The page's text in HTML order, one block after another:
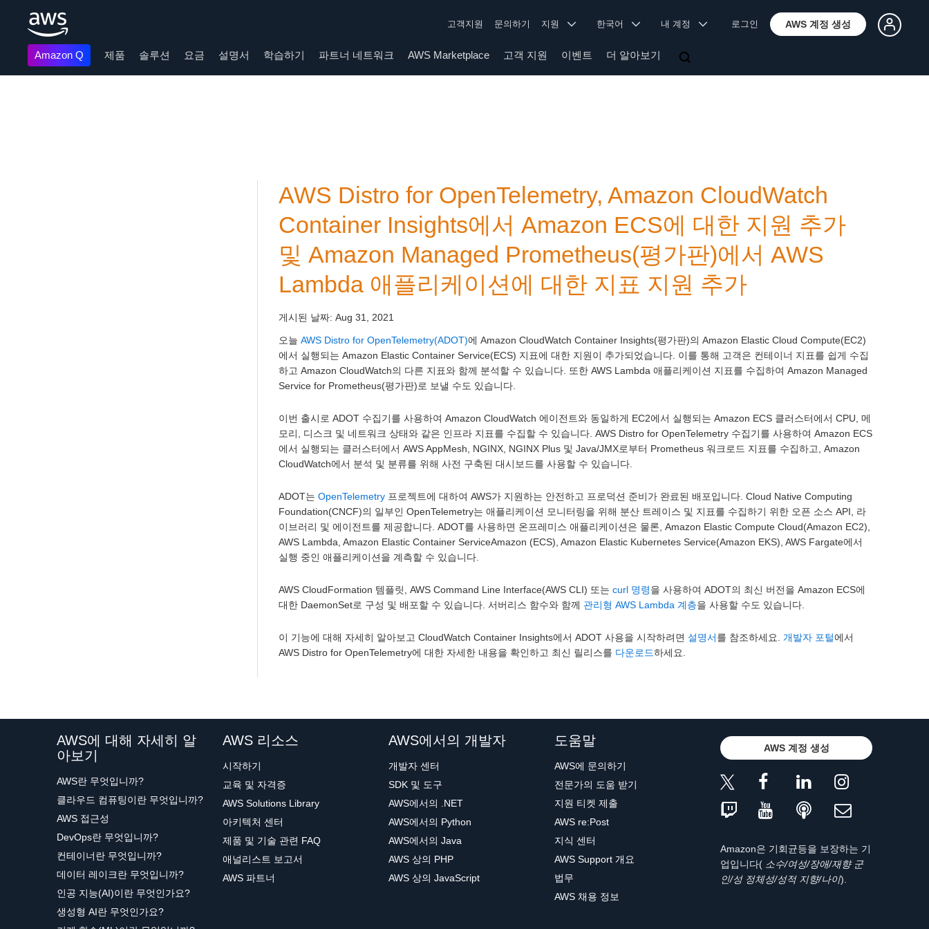
고객지원 문의하기 지원 한국어 내 계정 로그인 AWS 계정 생성
Amazon Q 제품 솔루션 요금 설명서 학습하기 파트너 네트워크 AWS Marketplace 고객 지원 이벤트 더 알아보기
AWS Distro for OpenTelemetry, Amazon CloudWatch
Container Insights에서 Amazon ECS에 대한 지원 추가
및 Amazon Managed Prometheus(평가판)에서 AWS
Lambda 애플리케이션에 대한 지표 지원 추가
게시된 날짜: Aug 31, 2021
오늘 AWS Distro for OpenTelemetry(ADOT)에 Amazon CloudWatch Container Insights(평가판)의 Amazon Elastic Cloud Compute(EC2)
에서 실행되는 Amazon Elastic Container Service(ECS) 지표에 대한 지원이 추가되었습니다. 이를 통해 고객은 컨테이너 지표를 쉽게 수집
하고 Amazon CloudWatch의 다른 지표와 함께 분석할 수 있습니다. 또한 AWS Lambda 애플리케이션 지표를 수집하여 Amazon Managed
Service for Prometheus(평가판)로 보낼 수도 있습니다.
이번 출시로 ADOT 수집기를 사용하여 Amazon CloudWatch 에이전트와 동일하게 EC2에서 실행되는 Amazon ECS 클러스터에서 CPU, 메
모리, 디스크 및 네트워크 상태와 같은 인프라 지표를 수집할 수 있습니다. AWS Distro for OpenTelemetry 수집기를 사용하여 Amazon ECS
에서 실행되는 클러스터에서 AWS AppMesh, NGINX, NGINX Plus 및 Java/JMX로부터 Prometheus 워크로드 지표를 수집하고, Amazon
CloudWatch에서 분석 및 분류를 위해 사전 구축된 대시보드를 사용할 수 있습니다.
ADOT는 OpenTelemetry 프로젝트에 대하여 AWS가 지원하는 안전하고 프로덕션 준비가 완료된 배포입니다. Cloud Native Computing
Foundation(CNCF)의 일부인 OpenTelemetry는 애플리케이션 모니터링을 위해 분산 트레이스 및 지표를 수집하기 위한 오픈 소스 API, 라
이브러리 및 에이전트를 제공합니다. ADOT를 사용하면 온프레미스 애플리케이션은 물론, Amazon Elastic Compute Cloud(Amazon EC2),
AWS Lambda, Amazon Elastic Container ServiceAmazon (ECS), Amazon Elastic Kubernetes Service(Amazon EKS), AWS Fargate에서
실행 중인 애플리케이션을 계측할 수 있습니다.
AWS CloudFormation 템플릿, AWS Command Line Interface(AWS CLI) 또는 curl 명령을 사용하여 ADOT의 최신 버전을 Amazon ECS에
대한 DaemonSet로 구성 및 배포할 수 있습니다. 서버리스 함수와 함께 관리형 AWS Lambda 계층을 사용할 수도 있습니다.
이 기능에 대해 자세히 알아보고 CloudWatch Container Insights에서 ADOT 사용을 시작하려면 설명서를 참조하세요. 개발자 포털에서
AWS Distro for OpenTelemetry에 대한 자세한 내용을 확인하고 최신 릴리스를 다운로드하세요.
AWS에 대해 자세히 알
아보기
AWS란 무엇입니까?
클라우드 컴퓨팅이란 무엇입니까?
AWS 접근성
DevOps란 무엇입니까?
컨테이너란 무엇입니까?
데이터 레이크란 무엇입니까?
인공 지능(AI)이란 무엇인가요?
생성형 AI란 무엇인가요?
AWS 리소스
시작하기
교육 및 자격증
AWS Solutions Library
아키텍처 센터
제품 및 기술 관련 FAQ
애널리스트 보고서
AWS 파트너
AWS에서의 개발자
개발자 센터
SDK 및 도구
AWS에서의 .NET
AWS에서의 Python
AWS에서의 Java
AWS 상의 PHP
AWS 상의 JavaScript
도움말
AWS에 문의하기
전문가의 도움 받기
지원 티켓 제출
AWS re:Post
지식 센터
AWS Support 개요
법무
AWS 채용 정보
AWS 계정 생성
Amazon은 기회균등을 보장하는 기
업입니다( 소수/여성/장애/재향 군
인/성 정체성/성적 지향/나이).